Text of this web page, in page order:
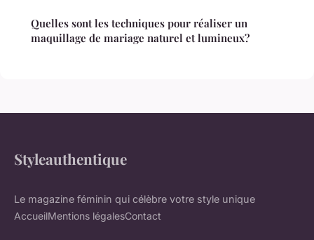
Quelles sont les techniques pour réaliser un
maquillage de mariage naturel et lumineux?
Styleauthentique
Le magazine féminin qui célèbre votre style unique
AccueilMentions légalesContact